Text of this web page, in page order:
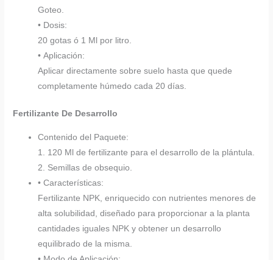
Goteo.
• Dosis:
20 gotas ó 1 Ml por litro.
• Aplicación:
Aplicar directamente sobre suelo hasta que quede
completamente húmedo cada 20 días.
Fertilizante De Desarrollo
Contenido del Paquete:
1. 120 Ml de fertilizante para el desarrollo de la plántula.
2. Semillas de obsequio.
• Características:
Fertilizante NPK, enriquecido con nutrientes menores de
alta solubilidad, diseñado para proporcionar a la planta
cantidades iguales NPK y obtener un desarrollo
equilibrado de la misma.